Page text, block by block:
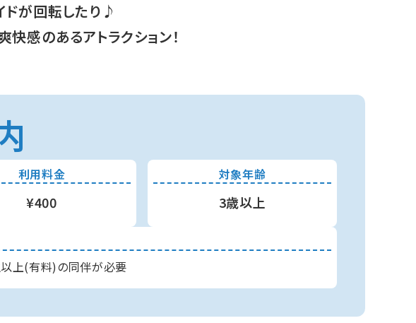
ドが回転したり♪
感のあるアトラクション！
利用料金
¥400
対象年齢
3歳以上
上(有料)の同伴が必要